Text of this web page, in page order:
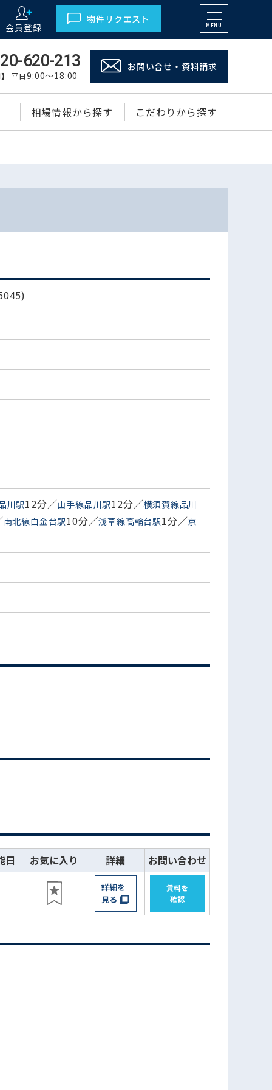
会員登録
物件リクエスト
MENU
620-213
】 平日9:00～18:00
お問い合せ・資料請求
相場情報から探す こだわりから探す
川駅12分／山手線品川駅12分／横須賀線品川
南北線白金台駅10分／浅草線高輪台駅1分／京
日 お気に入り 詳細 お問い合わせ
詳細を
見る
賃料を
確認